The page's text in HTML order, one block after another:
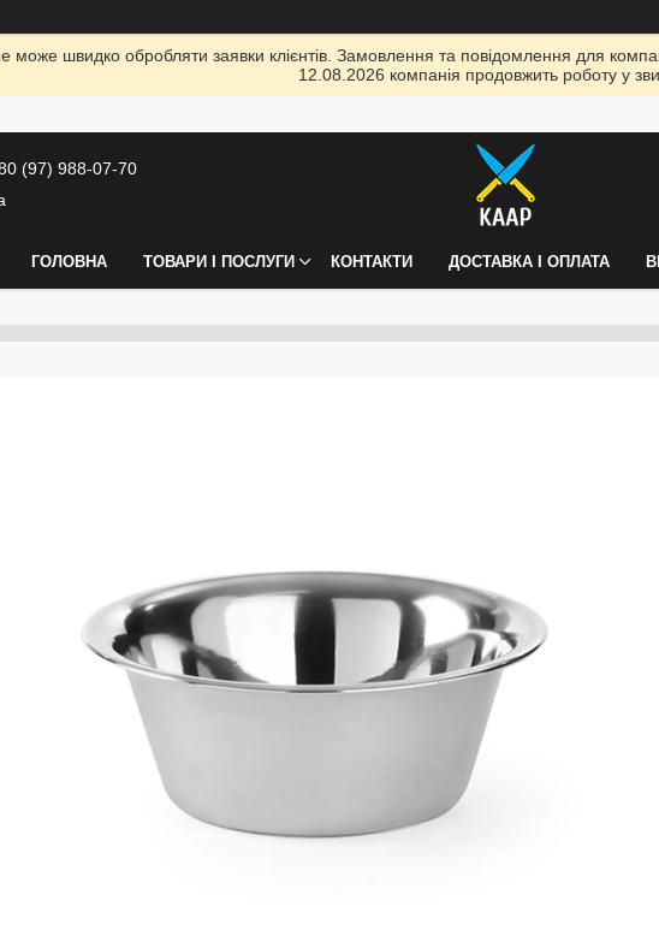
може швидко обробляти заявки клієнтів. Замовлення та повідомлення для
12.08.2026 компанія продовжить роботу у
(97) 988-07-70
ГОЛОВНА ТОВАРИ І ПОСЛУГИ КОНТАКТИ ДОСТАВКА І ОПЛАТА